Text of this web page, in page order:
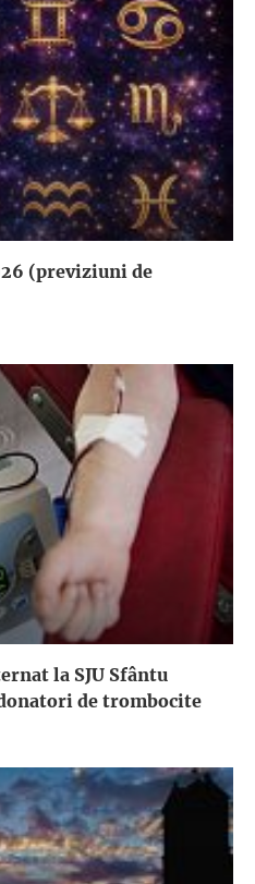
(previziuni de
la SJU Sfântu
de trombocite